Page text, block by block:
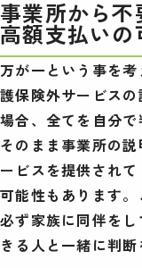
事業所から
高額支払いの
万が一という事を
護保険外サービス
場合、全てを自分で
そのまま事業所の
ービスを提供され
可能性もあります。
必ず家族に同伴を
きる人と一緒に判断